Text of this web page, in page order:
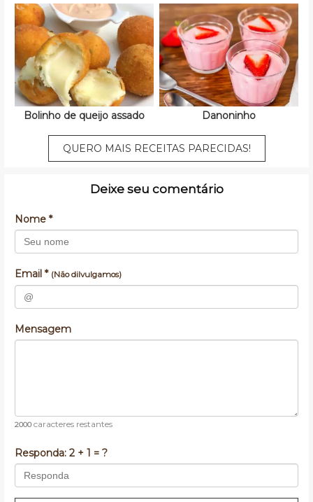
Bolinho de queijo assado Danoninho
QUERO MAIS RECEITAS PARECIDAS!
Deixe seu comentário
Nome *
Email * (Não dilvulgamos)
Mensagem
2000caracteres restantes
Responda: 2 + 1 = ?